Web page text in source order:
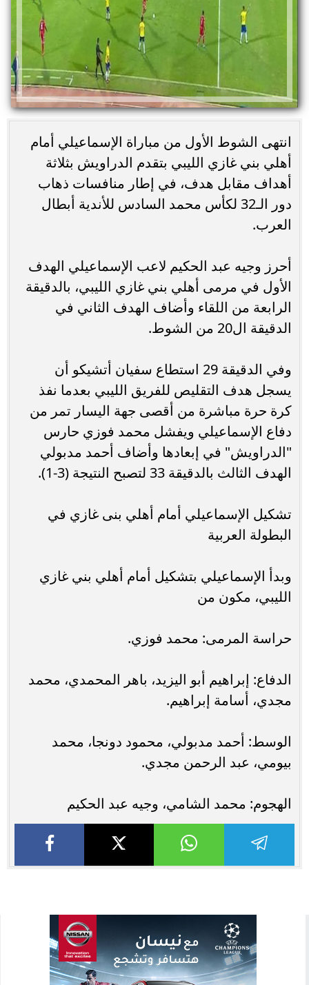
انتهى الشوط الأول من مباراة الإسماعيلي أمام
أهلي بني غازي الليبي بتقدم الدراويش بثلاثة
أهداف مقابل هدف، في إطار منافسات ذهاب
دور الـ32 لكأس محمد السادس للأندية أبطال
العرب.
أحرز وجيه عبد الحكيم لاعب الإسماعيلي الهدف
الأول في مرمى أهلي بني غازي الليبي، بالدقيقة
الرابعة من اللقاء وأضاف الهدف الثاني في
الدقيقة ال20 من الشوط.
وفي الدقيقة 29 استطاع سفيان أتشيكو أن
يسجل هدف التقليص للفريق الليبي بعدما نفذ
كرة حرة مباشرة من أقصى جهة اليسار تمر من
دفاع الإسماعيلي ويفشل محمد فوزي حارس
"الدراويش" في إبعادها وأضاف أحمد مدبولي
الهدف الثالث بالدقيقة 33 لتصبح النتيجة (3-1).
تشكيل الإسماعيلي أمام أهلي بنى غازي في
البطولة العربية
وبدأ الإسماعيلي بتشكيل أمام أهلي بني غازي
الليبي، مكون من
حراسة المرمى: محمد فوزي.
الدفاع: إبراهيم أبو اليزيد، باهر المحمدي، محمد
مجدي، أسامة إبراهيم.
الوسط: أحمد مدبولي، محمود دونجا، محمد
بيومي، عبد الرحمن مجدي.
الهجوم: محمد الشامي، وجيه عبد الحكيم